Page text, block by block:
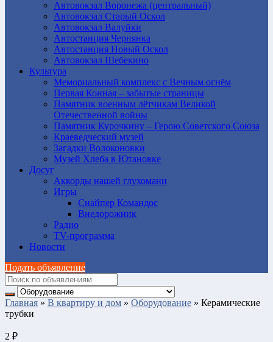
Автовокзал Воронежа (центральный)
Автовокзал Старый Оскол
Автовокзал Валуйки
Автостанция Чернянка
Автостанция Новый Оскол
Автовокзал Шебекино
Культура
Мемориальный комплекс с Вечным огнём
Первая Конная – забытые страницы
Памятник военным лётчикам Великой
Отечественной войны
Памятник Курочкину – Герою Советского Союза
Краеведческий музей
Загадки Волоконовки
Музей Хлеба в Ютановке
Досуг
Аккорды нашей глухомани
Игры
Снайпер Командос
Внедорожник
Радио
TV-программа
Новости
Подать объявление
Главная » В квартиру и дом » Оборудование » Керамические
трубки
2 ₽